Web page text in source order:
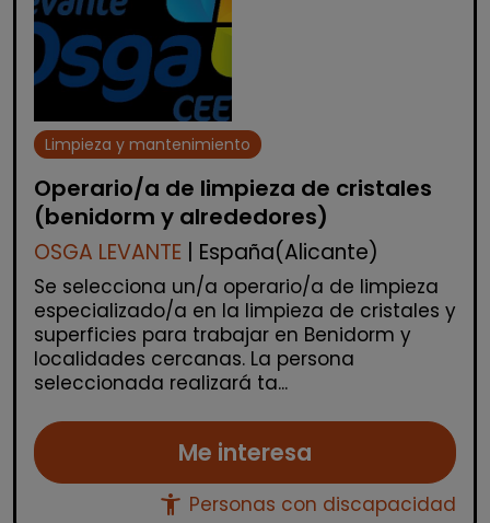
Limpieza y mantenimiento
Operario/a de limpieza de cristales
(benidorm y alrededores)
OSGA LEVANTE | España(Alicante)
Se selecciona un/a operario/a de limpieza
especializado/a en la limpieza de cristales y
superficies para trabajar en Benidorm y
localidades cercanas. La persona
seleccionada realizará ta...
Me interesa
accessibility_new Personas con discapacidad